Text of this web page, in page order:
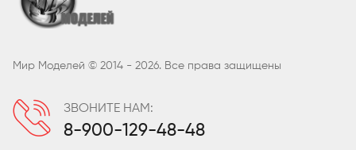
Мир Моделей © 2014 - 2026. Все права защищены
ЗВОНИТЕ НАМ:
8-900-129-48-48